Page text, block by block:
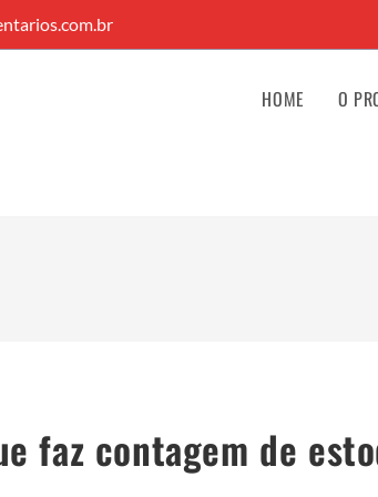
HOME O
faz contagem de